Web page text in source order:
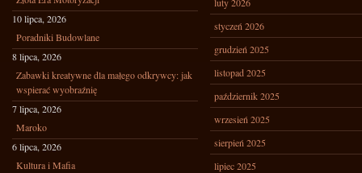
10 lipca, 2026
Poradniki Budowlane
8 lipca, 2026
Zabawki kreatywne dla małego odkrywcy: jak
wspierać wyobraźnię
7 lipca, 2026
Maroko
6 lipca, 2026
Kultura i Mafia
styczeń 2026
grudzień 2025
listopad 2025
październik 2025
wrzesień 2025
sierpień 2025
lipiec 2025